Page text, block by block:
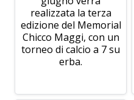
realizzata la terza
edizione del Memorial
Chicco Maggi, con un
torneo di calcio a 7 su
erba.